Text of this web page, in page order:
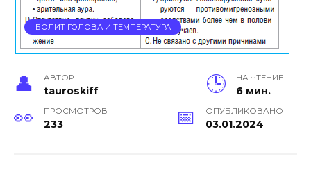
БОЛИТ ГОЛОВА И ТЕМПЕРАТУРА
АВТОР
tauroskiff
НА ЧТЕНИЕ
6 мин.
ПРОСМОТРОВ
233
ОПУБЛИКОВАНО
03.01.2024